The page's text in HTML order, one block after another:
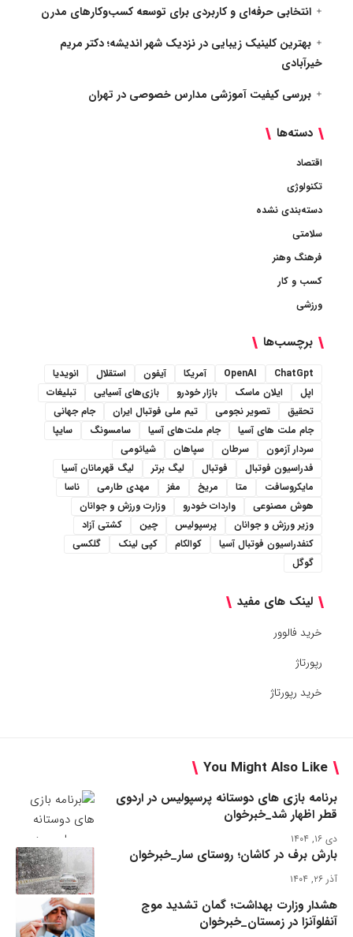
انتخابی حرفه‌ای و کاربردی برای توسعه کسب‌وکارهای مدرن
بهترین کلینیک زیبایی در نزدیک شهر اندیشه؛ دکتر مریم
خیرآبادی
بررسی کیفیت آموزشی مدارس خصوصی در تهران
دسته‌ها
اقتصاد
تکنولوژی
دسته‌بندی نشده
سلامتی
فرهنگ وهنر
کسب و کار
ورزشی
برچسب‌ها
ChatGpt
OpenAI آمریکا آیفون استقلال
انویدیا
اپل
ایلان ماسک بازار خودرو بازی‌های آسیایی
تبلیغات
تحقیق
تصویر نجومی تیم ملی فوتبال ایران
جام جهانی
جام ملت های آسیا
جام ملت‌های آسیا سامسونگ
سایپا
سردار آزمون
سرطان سپاهان
شیائومی
فدراسیون فوتبال
فوتبال لیگ برتر
لیگ قهرمانان آسیا
مایکروسافت
متا مریخ مغز مهدی طارمی
ناسا
هوش مصنوعی
واردات خودرو
وزارت ورزش و جوانان
وزیر ورزش و جوانان
پرسپولیس چین
کشتی آزاد
کنفدراسیون فوتبال آسیا
کوالکام کپی لینک
گلکسی
گوگل
لینک های مفید
خرید فالوور
رپورتاژ
خرید رپورتاژ
You Might Also Like
برنامه بازی های دوستانه پرسپولیس در اردوی
قطر اظهار شد_خبرخوان
دی ۱۶, ۱۴۰۴
بارش برف در کاشان؛ روستای سار_خبرخوان
آذر ۲۶, ۱۴۰۴
هشدار وزارت بهداشت؛ گمان تشدید موج
آنفلوآنزا در زمستان_خبرخوان